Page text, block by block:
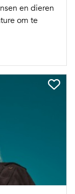
en dieren
om te